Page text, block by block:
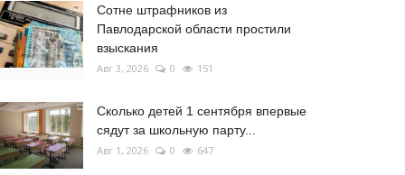
Сотне штрафников из
Павлодарской области простили
взыскания
Авг 3, 2026 0 151
Сколько детей 1 сентября впервые
сядут за школьную парту...
Авг 1, 2026 0 647